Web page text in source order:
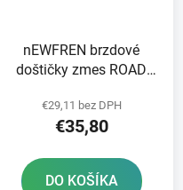
nEWFREN brzdové
doštičky zmes ROAD
ks v balení
€29,11 bez DPH
€35,80
DO KOŠÍKA